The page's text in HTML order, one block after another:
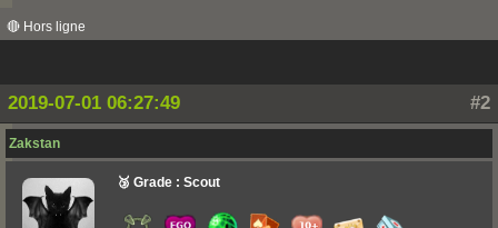
🔴 Hors ligne
#2
2019-07-01 06:27:49
Zakstan
🥉 Grade : Scout